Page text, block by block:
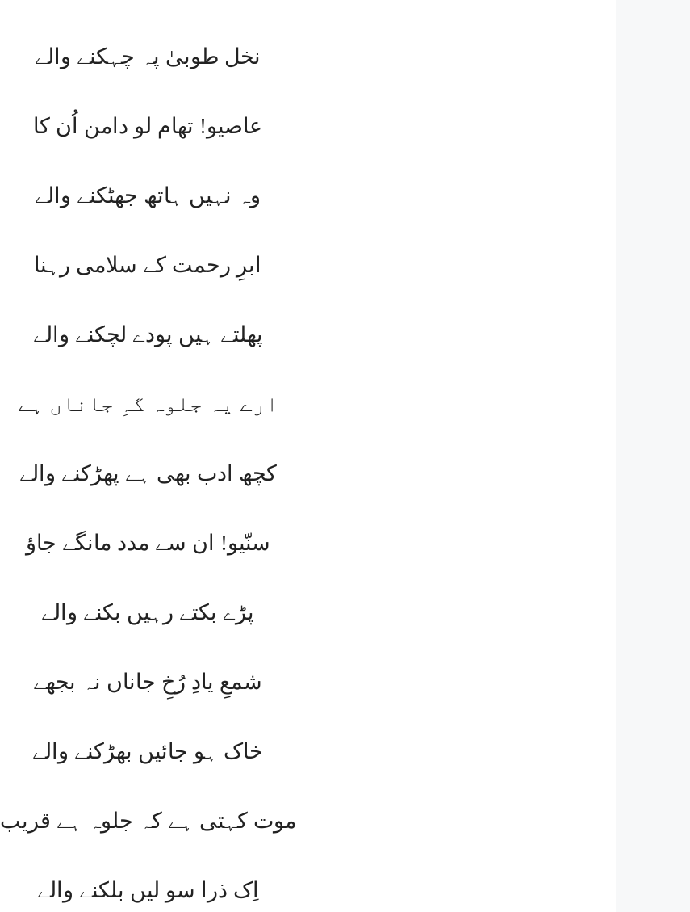
نخل طوبیٰ پہ چہکنے والے
عاصیو! تھام لو دامن اُن کا
وہ نہیں ہاتھ جھٹکنے والے
ابرِ رحمت کے سلامی رہنا
پھلتے ہیں پودے لچکنے والے
ارے یہ جلوہ گہِ جاناں ہے
کچھ ادب بھی ہے پھڑکنے والے
سنّیو! ان سے مدد مانگے جاؤ
پڑے بکتے رہیں بکنے والے
شمعِ یادِ رُخِ جاناں نہ بجھے
خاک ہو جائیں بھڑکنے والے
موت کہتی ہے کہ جلوہ ہے قریب
اِک ذرا سو لیں بلکنے والے